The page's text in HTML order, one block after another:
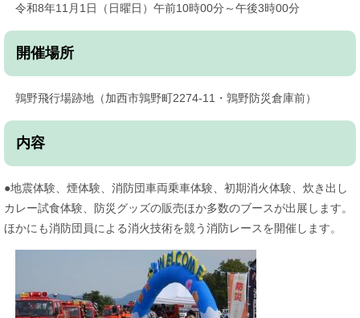
令和8年11月1日（日曜日）午前10時00分～午後3時00分
開催場所
鶉野飛行場跡地（加西市鶉野町2274-11・鶉野防災倉庫前）
内容
●地震体験、煙体験、消防団車両乗車体験、初期消火体験、炊き出し
カレー試食体験、防災グッズの販売ほか多数のブースが出展します。
ほかにも消防団員による消火技術を競う消防レースを開催します。